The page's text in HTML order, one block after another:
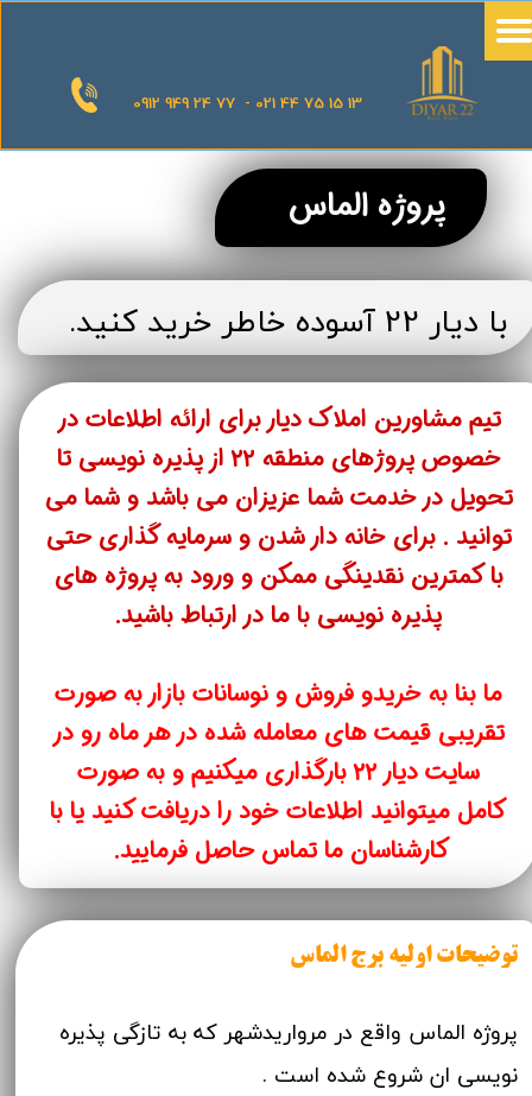
0912 949 24 77 - 021 44 75 15 13
​​​​​​​​پروژه الماس
با دیار 22 آسوده خاطر خرید کنید.
تیم مشاورین املاک دیار برای ارائه اطلاعات در
خصوص پروژهای منطقه ۲۲ از پذیره نویسی تا
تحویل در خدمت شما عزیزان می باشد و شما می
توانید . برای خانه دار شدن و سرمایه گذاری حتی
با کمترین نقدینگی ممکن و ورود به پروژه های
پذیره نویسی با ما در ارتباط باشید​​​​​​​.
ما بنا به خریدو فروش و نوسانات بازار به صورت
تقریبی قیمت های معامله شده در هر ماه رو در
سایت دیار ۲۲ بارگذاری میکنیم و به صورت
کامل میتوانید اطلاعات خود را دریافت کنید یا با
کارشناسان ما تماس حاصل فرمایید.
توضیحات اولیه برج الماس
پروژه الماس واقع در مرواریدشهر که به تازگی پذیره
نویسی ان شروع شده است .